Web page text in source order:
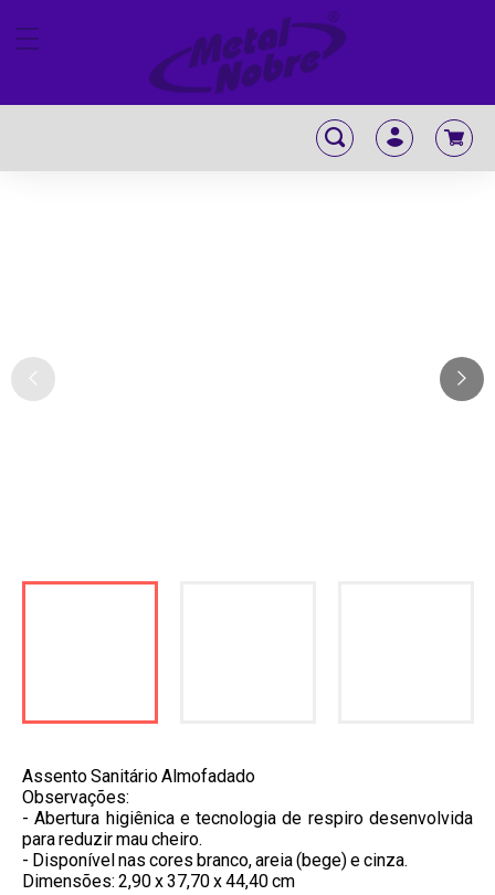
Assento Sanitário Almofadado
Observações:
- Abertura higiênica e tecnologia de respiro desenvolvida
para reduzir mau cheiro.
- Disponível nas cores branco, areia (bege) e cinza.
Dimensões: 2,90 x 37,70 x 44,40 cm